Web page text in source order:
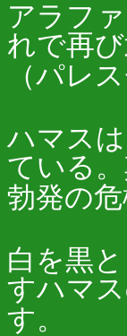
アラフ
れで再
（パレ
ハマス
ている
勃発の
白を黒
すハマ
す。